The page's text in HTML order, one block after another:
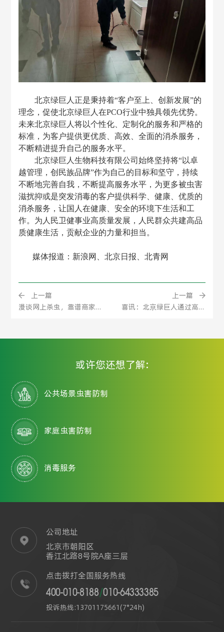
北京绿巨人正是秉持着“客户至上、创新发展”的
理念，促使北京绿巨人在PCO行业中独具领先优势。
未来北京绿巨人将以个性化、定制化的服务和严格的
标准，为客户提供更优质、高效、全面的消杀服务，
不断精进提升自己的服务水平。
北京绿巨人生物科技有限公司始终坚持将“以卓
越管理，创民族品牌”作为自己的目标和坚守，持续
不断地完善自我，不断提高服务水平，为更多被虫害
滋扰抑或是突发消毒的客户提供科学、健康、优质的
消杀服务，让国人在健康、安全的环境下生活和工
作。为人民卫健事业高质量发展，人民群众共建高品
质健康生活，贡献企业的力量和担当。
媒体报道：新浪网、北京日报、北青网
上一篇
漫谈网上杀虫，靠谱商家怎么选？
上一篇
喜讯：北京绿巨人通过高新技术企业资格认定
或许您还想了解:
公共场景虫害防制
家庭虫害防制
消毒服务
公司地址
北京市朝阳区
香江北路8号院A座三层
点击拨打全国服务热线
400-010-8188/010-64333385
投诉热线:13701175661(7*24h)